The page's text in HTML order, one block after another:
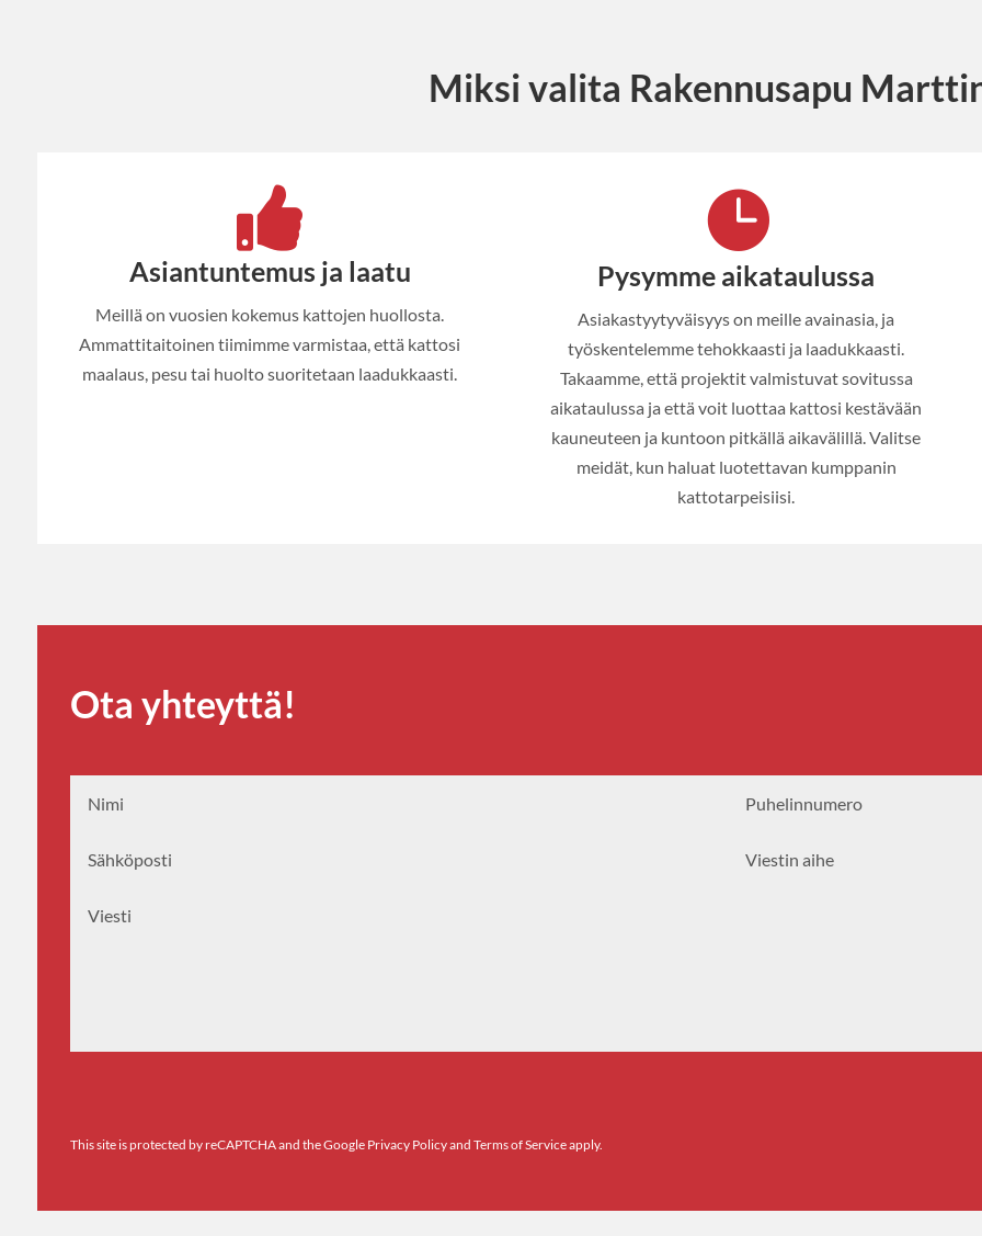
Miksi valita Rakennusapu

Asiantuntemus ja laatu
Meillä on vuosien kokemus kattojen huollosta.
Ammattitaitoinen tiimimme varmistaa, että kattosi
maalaus, pesu tai huolto suoritetaan laadukkaasti.

Pysymme aikataulussa
Asiakastyytyväisyys on meille avainasia, ja
työskentelemme tehokkaasti ja laadukkaasti.
Takaamme, että projektit valmistuvat sovitussa
aikataulussa ja että voit luottaa kattosi kestävään
kauneuteen ja kuntoon pitkällä aikavälillä. Valitse
meidät, kun haluat luotettavan kumppanin
kattotarpeisiisi.
Ota yhteyttä!
This site is protected by reCAPTCHA and the Google Privacy Policy and Terms of Service apply.